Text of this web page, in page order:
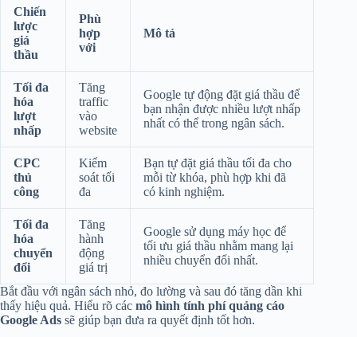
Chiến
lược
giá
thầu
Phù
hợp
với
Mô tả
Tối đa
hóa
lượt
nhấp
Tăng
traffic
vào
website
Google tự động đặt giá thầu để
bạn nhận được nhiều lượt nhấp
nhất có thể trong ngân sách.
CPC
thủ
công
Kiểm
soát tối
đa
Bạn tự đặt giá thầu tối đa cho
mỗi từ khóa, phù hợp khi đã
có kinh nghiệm.
Tối đa
hóa
chuyển
đổi
Tăng
hành
động
giá trị
Google sử dụng máy học để
tối ưu giá thầu nhằm mang lại
nhiều chuyển đổi nhất.
Bắt đầu với ngân sách nhỏ, đo lường và sau đó tăng dần khi
thấy hiệu quả. Hiểu rõ các mô hình tính phí quảng cáo
Google Ads sẽ giúp bạn đưa ra quyết định tốt hơn.